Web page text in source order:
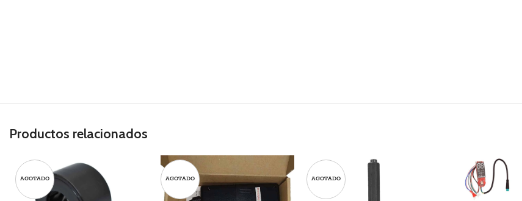
Productos relacionados
AGOTADO AGOTADO AGOTADO